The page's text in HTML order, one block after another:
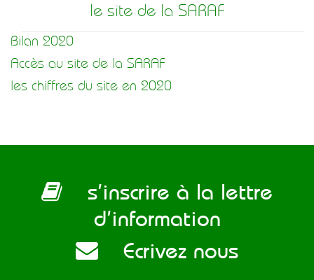
le site de la SARAF
Bilan 2020
Accès au site de la SARAF
les chiffres du site en 2020
s’inscrire à la lettre
d’information
Ecrivez nous